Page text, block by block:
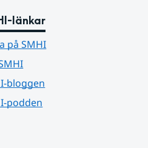
länkar
på SMHI
bloggen
podden